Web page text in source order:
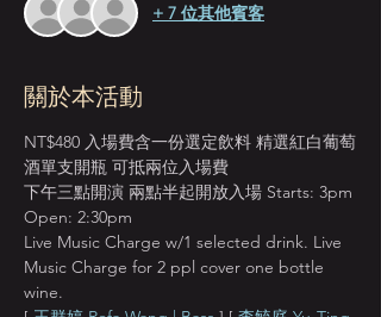
+ 7 位其他賓客
關於本活動
NT$480 入場費含一份選定飲料 精選紅白葡萄
酒單支開瓶 可抵兩位入場費
下午三點開演 兩點半起開放入場 Starts: 3pm
Open: 2:30pm
Live Music Charge w/1 selected drink. Live
Music Charge for 2 ppl cover one bottle
wine.